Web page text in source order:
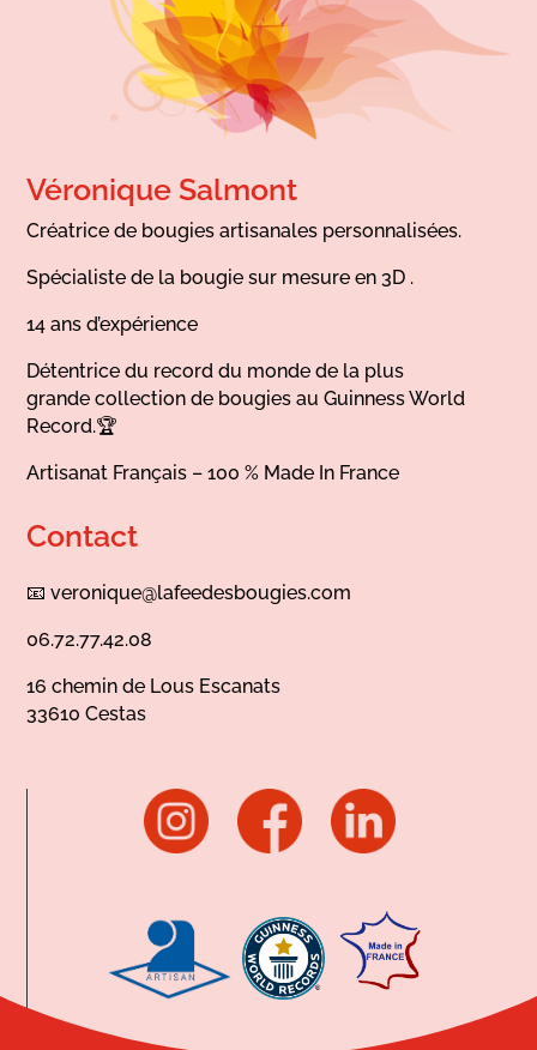
Véronique Salmont
Créatrice de bougies artisanales personnalisées.
Spécialiste de la bougie sur mesure en 3D .
14 ans d’expérience
Détentrice du record du monde de la plus
grande collection de bougies au Guinness World
Record.🏆
Artisanat Français – 100 % Made In France
Contact
📧veronique@lafeedesbougies.com
06.72.77.42.08
16 chemin de Lous Escanats
33610 Cestas